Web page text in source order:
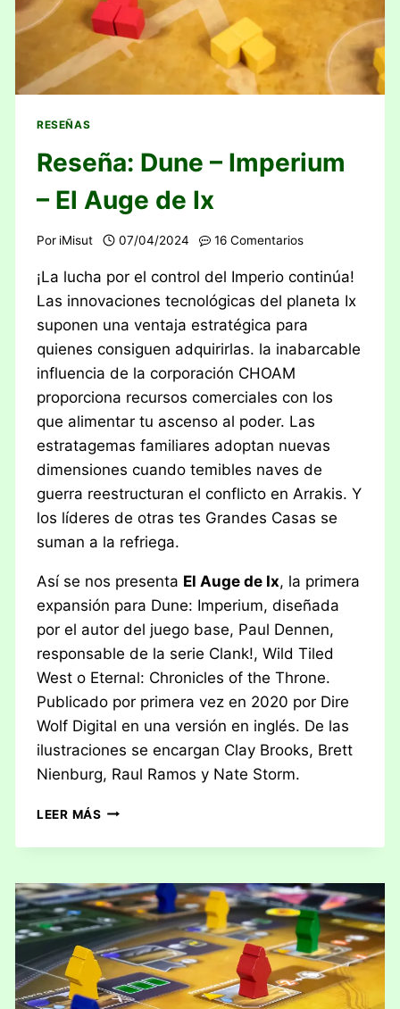
RESEÑAS
Reseña: Dune – Imperium
– El Auge de Ix
Por iMisut 07/04/2024 16 Comentarios
¡La lucha por el control del Imperio continúa!
Las innovaciones tecnológicas del planeta Ix
suponen una ventaja estratégica para
quienes consiguen adquirirlas. la inabarcable
influencia de la corporación CHOAM
proporciona recursos comerciales con los
que alimentar tu ascenso al poder. Las
estratagemas familiares adoptan nuevas
dimensiones cuando temibles naves de
guerra reestructuran el conflicto en Arrakis. Y
los líderes de otras tes Grandes Casas se
suman a la refriega.
Así se nos presenta El Auge de Ix, la primera
expansión para Dune: Imperium, diseñada
por el autor del juego base, Paul Dennen,
responsable de la serie Clank!, Wild Tiled
West o Eternal: Chronicles of the Throne.
Publicado por primera vez en 2020 por Dire
Wolf Digital en una versión en inglés. De las
ilustraciones se encargan Clay Brooks, Brett
Nienburg, Raul Ramos y Nate Storm.
LEER MÁS RESEÑA:
–
–
EL
AUGE
DE
IX